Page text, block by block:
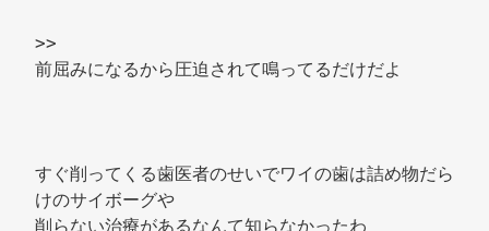
>>
前屈みになるから圧迫されて鳴ってるだけだよ
すぐ削ってくる歯医者のせいでワイの歯は詰め物だら
けのサイボーグや
削らない治療があるなんて知らなかったわ